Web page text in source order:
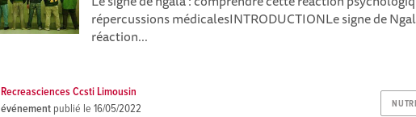
répercussions médicalesINTRODUCTIONLe signe de
réaction...
Recreasciences Ccsti Limousin
événement publié le16/05/2022